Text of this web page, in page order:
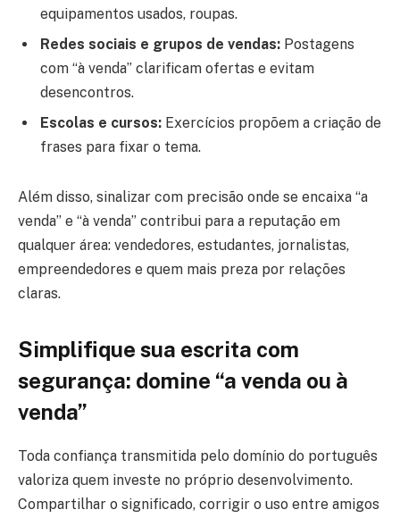
equipamentos usados, roupas.
Redes sociais e grupos de vendas: Postagens
com “à venda” clarificam ofertas e evitam
desencontros.
Escolas e cursos: Exercícios propõem a criação de
frases para fixar o tema.
Além disso, sinalizar com precisão onde se encaixa “a
venda” e “à venda” contribui para a reputação em
qualquer área: vendedores, estudantes, jornalistas,
empreendedores e quem mais preza por relações
claras.
Simplifique sua escrita com
segurança: domine “a venda ou à
venda”
Toda confiança transmitida pelo domínio do português
valoriza quem investe no próprio desenvolvimento.
Compartilhar o significado, corrigir o uso entre amigos